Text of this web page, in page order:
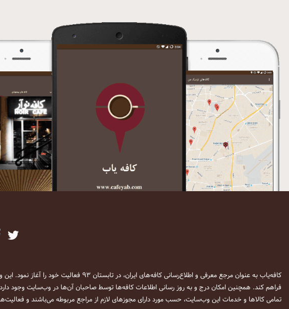
کافه‌یاب به عنوان مرجع معرفی و اطلاع‌رسانی کافه‌های ایران، در تابستان ۹۳ فعالیت خود را آغاز نمود. این وب‌سایت در نظر دارد تا با معرفی
فراهم کند. همچنین امکان درج و به روز رسانی اطلاعات کافه‌ها توسط صاحبان آن‌ها در وب‌سایت وجود
تمامی کالاها و خدمات این وب‌سایت، حسب مورد دارای مجوزهای لازم از مراجع مربوطه می‌باشند و